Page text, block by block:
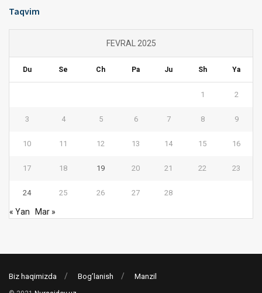
Taqvim
FEVRAL 2025
Du Se Ch Pa Ju Sh Ya
1 2
3 4 5 6 7 8 9
10 11 12 13 14 15 16
17 18 19 20 21 22 23
24 25 26 27 28
« Yan Mar »
Biz haqimizda Bog’lanish Manzil